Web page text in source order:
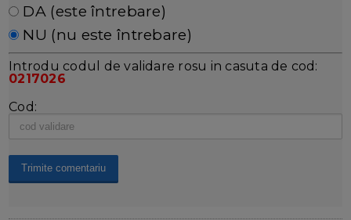
DA (este întrebare)
NU (nu este întrebare)
Introdu codul de validare rosu in casuta de cod:
0217026
Cod: